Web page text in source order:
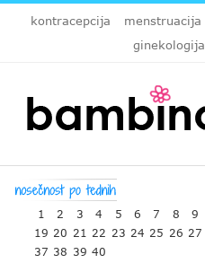
kontracepcija menstruacija
ginekologija
1 2 3 4 5 6 7 8 9
19 20 21 22 23 24 25 26 27
37 38 39 40